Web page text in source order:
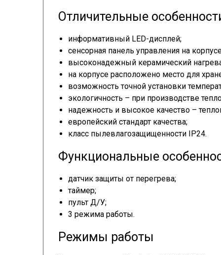
Отличительные
информативный LED-дисплей;
сенсорная панель управления на
высоконадежный керамический
на корпусе расположено место для
возможность точной установки
экологичность – при производстве
надежность и высокое качество –
европейский стандарт качества;
класс пылевлагозащищенности IP24.
Функциональные
датчик защиты от перегрева;
таймер;
пульт Д/У;
3 режима работы.
Режимы работы